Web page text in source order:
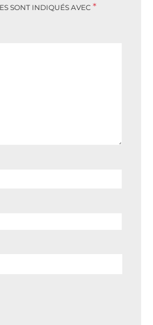
SONT INDIQUÉS AVEC *